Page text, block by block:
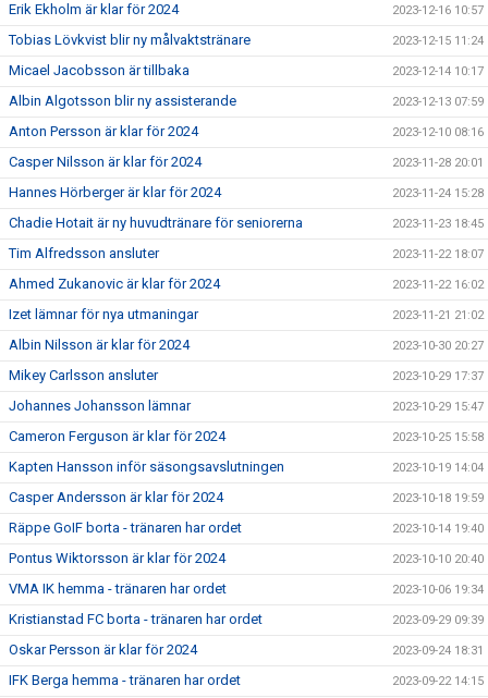
Erik Ekholm är klar för 2024 2023-12-16 10:57
Tobias Lövkvist blir ny målvaktstränare 2023-12-15 11:24
Micael Jacobsson är tillbaka 2023-12-14 10:17
Albin Algotsson blir ny assisterande 2023-12-13 07:59
Anton Persson är klar för 2024 2023-12-10 08:16
Casper Nilsson är klar för 2024 2023-11-28 20:01
Hannes Hörberger är klar för 2024 2023-11-24 15:28
Chadie Hotait är ny huvudtränare för seniorerna 2023-11-23 18:45
Tim Alfredsson ansluter 2023-11-22 18:07
Ahmed Zukanovic är klar för 2024 2023-11-22 16:02
Izet lämnar för nya utmaningar 2023-11-21 21:02
Albin Nilsson är klar för 2024 2023-10-30 20:27
Mikey Carlsson ansluter 2023-10-29 17:37
Johannes Johansson lämnar 2023-10-29 15:47
Cameron Ferguson är klar för 2024 2023-10-25 15:58
Kapten Hansson inför säsongsavslutningen 2023-10-19 14:04
Casper Andersson är klar för 2024 2023-10-18 19:59
Räppe GoIF borta - tränaren har ordet 2023-10-14 19:40
Pontus Wiktorsson är klar för 2024 2023-10-10 20:40
VMA IK hemma - tränaren har ordet 2023-10-06 19:34
Kristianstad FC borta - tränaren har ordet 2023-09-29 09:39
Oskar Persson är klar för 2024 2023-09-24 18:31
IFK Berga hemma - tränaren har ordet 2023-09-22 14:15